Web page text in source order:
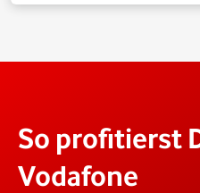
So profitierst
Vodafone